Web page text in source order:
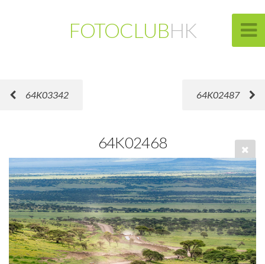
FOTOCLUBHK
64K03342 64K02487
64K02468